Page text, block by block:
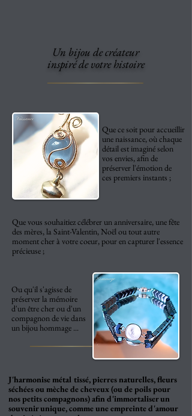
Un bijou de créateur
inspiré de votre histoire
Que ce soit pour accueillir
une naissance, où chaque
détail est imaginé selon
vos envies, afin de
préserver l'émotion de
ces premiers instants ;
Que vous souhaitiez célébrer un anniversaire, une fête
des mères, la Saint-Valentin, Noël ou tout autre
moment cher à votre coeur, pour en capturer l'essence
précieuse ;
Ou qu'il s'agisse de
préserver la mémoire
d'un être cher ou d'un
compagnon de vie dans
un bijou hommage ...
J'harmonise métal tissé, pierres naturelles, fleurs
séchées ou mèche de cheveux (ou de poils pour
nos petits compagnons) afin d'immortaliser un
souvenir unique, comme une empreinte d'amour